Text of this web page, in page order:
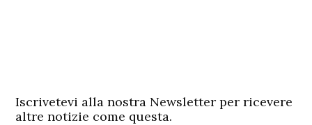
Iscrivetevi alla nostra Newsletter per ricevere
altre notizie come questa.